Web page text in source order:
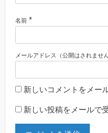
名前 *
メールアドレス（公開はされません
新しいコメントをメー
新しい投稿をメールで